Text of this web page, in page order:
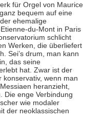
für Orgel von Maurice
bequem auf eine
ehemalige
du-Mont in Paris
schlicht
Werken, die überliefert
Sei’s drum, man kann
das seine
hat. Zwar ist der
konservativ, wenn man
heranzieht,
Die enge Verbindung
wie modaler
der neoklassischen